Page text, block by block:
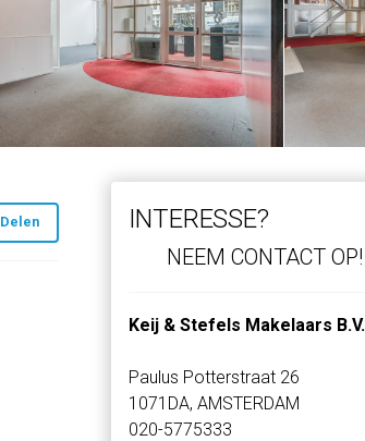
Delen INTERESSE?
NEEM CONTACT OP!
Keij & Stefels Makelaars B.V.
Paulus Potterstraat 26
1071DA, AMSTERDAM
020-5775333